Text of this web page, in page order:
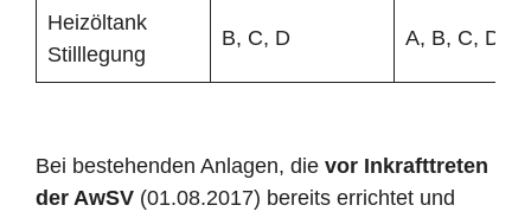
Heizöltank
Stilllegung
B, C, D A, B, C, D
Bei bestehenden Anlagen, die vor Inkrafttreten
der AwSV (01.08.2017) bereits errichtet und